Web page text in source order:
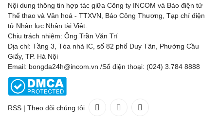
Nội dung thông tin hợp tác giữa Công ty INCOM và Báo điện tử
Thể thao và Văn hoá - TTXVN, Báo Công Thương, Tạp chí điện
tử Nhân lực Nhân tài Việt.
Chịu trách nhiệm: Ông Trần Văn Trí
Địa chỉ: Tầng 3, Tòa nhà IC, số 82 phố Duy Tân, Phường Cầu
Giấy, TP. Hà Nội
Email: bongda24h@incom.vn /Số điện thoại: (024) 3.784 8888
RSS | Theo dõi chúng tôi